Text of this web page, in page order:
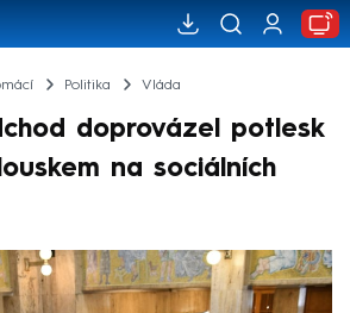
Politika Vláda
doprovázel potlesk
na sociálních